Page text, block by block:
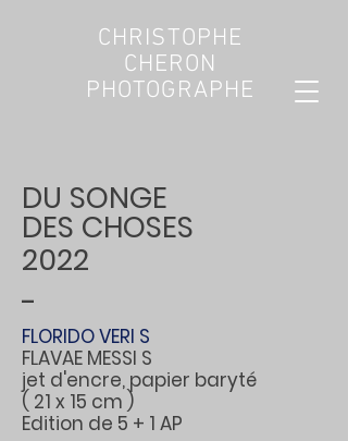
CHRISTOPHE
CHERON
PHOTOGRAPHE
DU SONGE
DES CHOSES
2022
-
FLORIDO VERI S
FLAVAE MESSI S
jet d'encre, papier baryté
( 21 x 15 cm )
Edition de 5 + 1 AP